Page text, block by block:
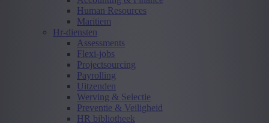
Human Resources
Maritiem
Hr-diensten
Assessments
Flexi-jobs
Projectsourcing
Payrolling
Uitzenden
Werving & Selectie
Preventie & Veiligheid
HR bibliotheek